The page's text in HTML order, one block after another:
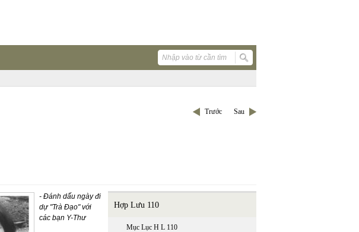
Trước Sau
Hợp Lưu 110
Mục Lục H L 110
- Đánh dấu ngày đi
dự "Trà Đạo"với
các bạn Y-Thư